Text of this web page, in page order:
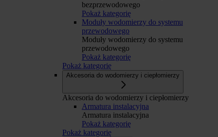
bezprzewodowego
Pokaż kategorię
Moduły wodomierzy do systemu
przewodowego
Moduły wodomierzy do systemu
przewodowego
Pokaż kategorię
Pokaż kategorię
Akcesoria do wodomierzy i ciepłomierzy
Akcesoria do wodomierzy i ciepłomierzy
Armatura instalacyjna
Armatura instalacyjna
Pokaż kategorię
Pokaż kategorię